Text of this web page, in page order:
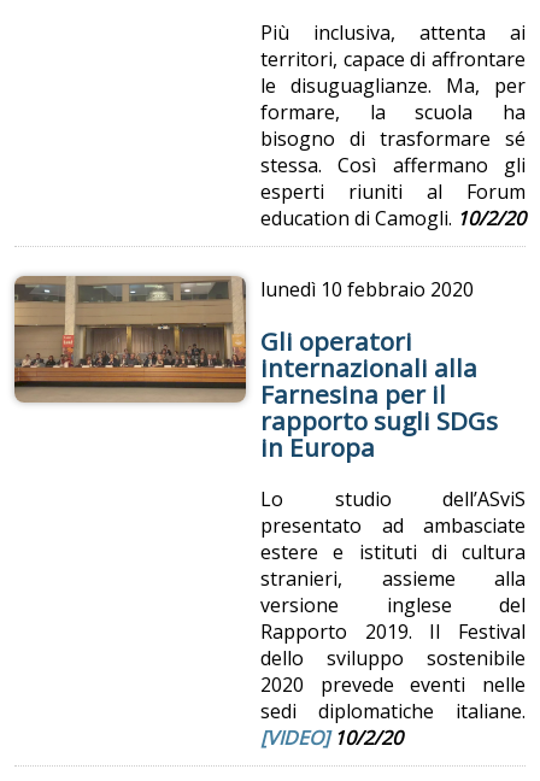
Più inclusiva, attenta ai
territori, capace di affrontare
le disuguaglianze. Ma, per
formare, la scuola ha
bisogno di trasformare sé
stessa. Così affermano gli
esperti riuniti al Forum
education di Camogli. 10/2/20
lunedì 10 febbraio 2020
Gli operatori
internazionali alla
Farnesina per il
rapporto sugli SDGs
in Europa
Lo studio dell’ASviS
presentato ad ambasciate
estere e istituti di cultura
stranieri, assieme alla
versione inglese del
Rapporto 2019. Il Festival
dello sviluppo sostenibile
2020 prevede eventi nelle
sedi diplomatiche italiane.
[VIDEO]10/2/20